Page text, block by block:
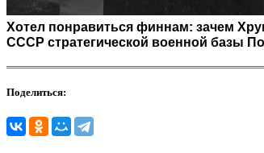
Хотел понравиться финнам: зачем
СССР стратегической военной базы
Поделиться: